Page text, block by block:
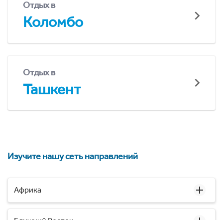
Отдых в
Коломбо
Отдых в
Ташкент
Изучите нашу сеть направлений
Африка